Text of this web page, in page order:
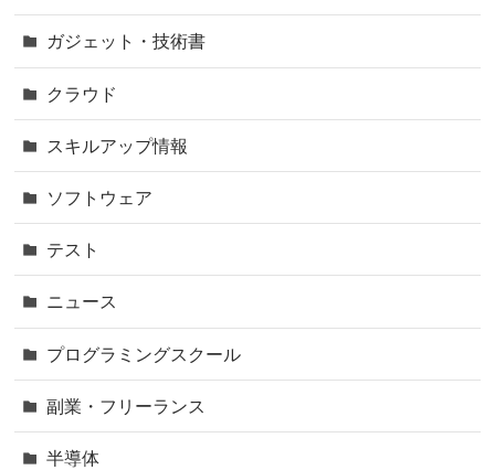
ガジェット・技術書
クラウド
スキルアップ情報
ソフトウェア
テスト
ニュース
プログラミングスクール
副業・フリーランス
半導体